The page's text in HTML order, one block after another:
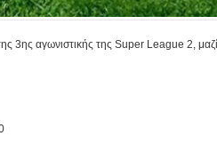
3ης αγωνιστικής της Super League 2,